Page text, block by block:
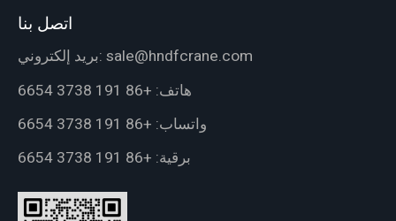
اتصل بنا
بريد إلكتروني: sale@hndfcrane.com
هاتف: +86 191 3738 6654
واتساب: +86 191 3738 6654
برقية: +86 191 3738 6654